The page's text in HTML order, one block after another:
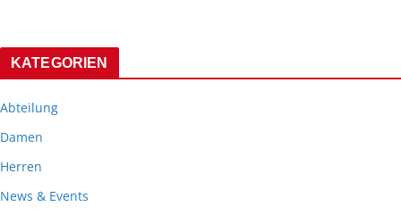
KATEGORIEN
Abteilung
Damen
Herren
News & Events